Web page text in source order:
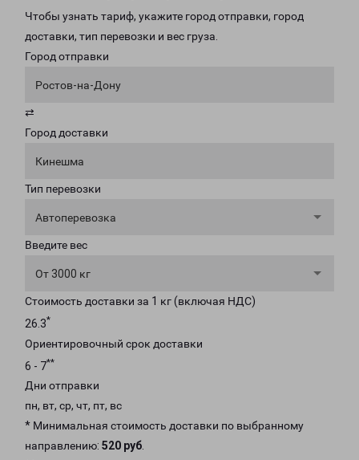
Чтобы узнать тариф, укажите город отправки, город
доставки, тип перевозки и вес груза.
Город отправки
Ростов-на-Дону
⇄
Город доставки
Кинешма
Тип перевозки
Автоперевозка
Введите вес
От 3000 кг
Стоимость доставки за 1 кг (включая НДС)
26.3*
Ориентировочный срок доставки
6 - 7**
Дни отправки
пн, вт, ср, чт, пт, вс
* Минимальная стоимость доставки по выбранному
направлению: 520 руб.